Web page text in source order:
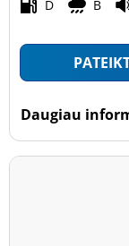
D B
Daugiau